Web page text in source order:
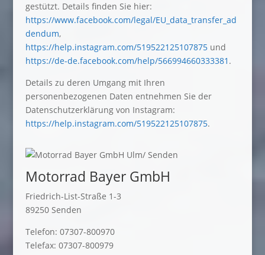
gestützt. Details finden Sie hier:
https://www.facebook.com/legal/EU_data_transfer_ad
dendum,
https://help.instagram.com/519522125107875und
https://de-de.facebook.com/help/566994660333381 .
Details zu deren Umgang mit Ihren
personenbezogenen Daten entnehmen Sie der
Datenschutzerklärung von Instagram:
https://help.instagram.com/519522125107875.
Motorrad Bayer GmbH
Friedrich-List-Straße 1-3
89250 Senden
Telefon: 07307-800970
Telefax: 07307-800979